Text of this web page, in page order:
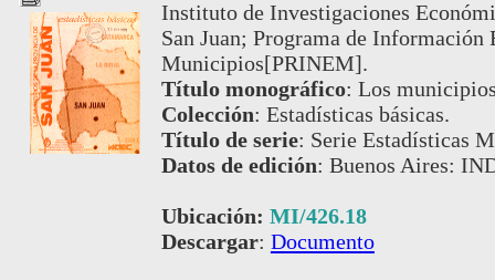
Instituto de Investigaciones
San Juan; Programa de
Municipios[PRINEM].
Título monográfico: Los
Colección: Estadísticas básicas.
Título de serie: Serie Estadísticas
Datos de edición: Buenos Aires:
Ubicación: MI/426.18
Descargar: Documento